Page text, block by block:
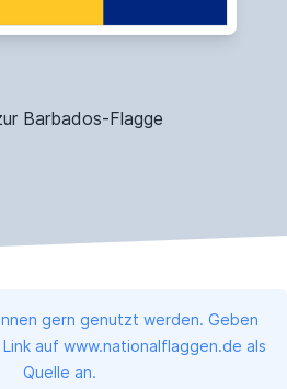
Barbados-Flagge
gern genutzt werden. Geben
auf www.nationalflaggen.de als
Quelle an.